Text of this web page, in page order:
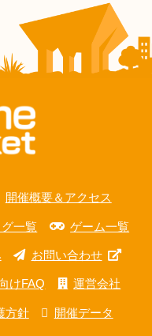
開催概要＆アクセス
一覧 ゲーム一覧
お問い合わせ
けFAQ 運営会社
方針 開催データ